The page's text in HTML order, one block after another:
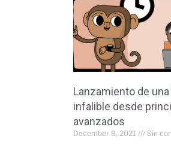
Lanzamiento de
infalible desde
avanzados
December 8, 2021 Sin